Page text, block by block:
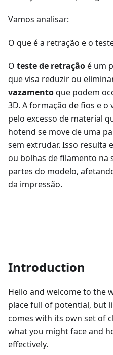
Vamos analisar:
O que é a retração e o
O teste de retraçãoé um
que visa reduzir ou
vazamentoque podem
3D. A formação de fios e o
pelo excesso de material
hotend se move de uma
sem extrudar. Isso resulta
ou bolhas de filamento na
partes do modelo,
da impressão.
Introduction
Hello and welcome to the
place full of potential, but
comes with its own set of
what you might face and
effectively.